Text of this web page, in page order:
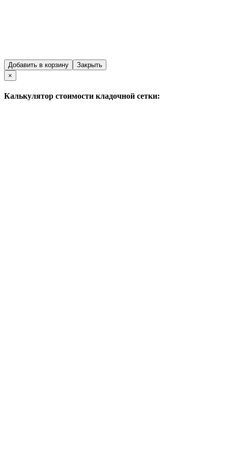
Добавить в корзину
Закрыть
×
Калькулятор стоимости кладочной сетки: